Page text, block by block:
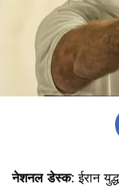
नेशनल डेस्क: ईरान